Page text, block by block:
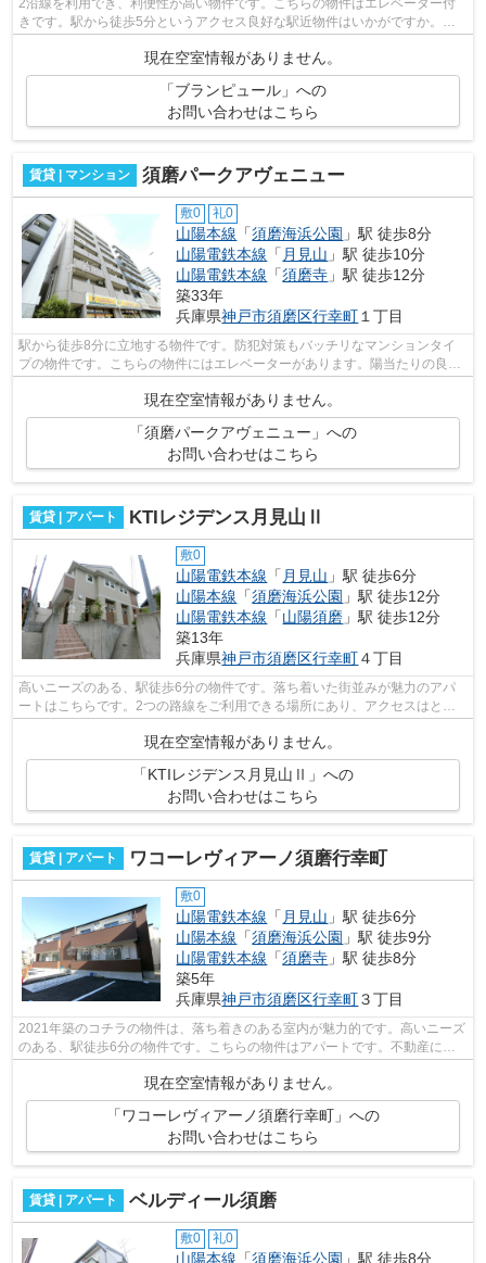
2沿線を利用でき、利便性が高い物件です。こちらの物件はエレベーター付
きです。駅から徒歩5分というアクセス良好な駅近物件はいかがですか。目
現在空室情報がありません。
「ブランピュール」への
お問い合わせはこちら
賃貸 | マンション 須磨パークアヴェニュー
敷0 礼0
山陽本線 「須磨海浜公園 」駅 徒歩8分
山陽電鉄本線 「 月見山 」駅 徒歩10分
山陽電鉄本線 「須磨寺 」駅 徒歩12分
築33年
兵庫県神戸市須磨区行幸町 １丁目
駅から徒歩8分に立地する物件です。防犯対策もバッチリなマンションタイ
プの物件です。こちらの物件にはエレベーターがあります。陽当たりの良い
現在空室情報がありません。
「須磨パークアヴェニュー」への
お問い合わせはこちら
賃貸 | アパート KTIレジデンス月見山Ⅱ
敷0
山陽電鉄本線 「 月見山 」駅 徒歩6分
山陽本線 「須磨海浜公園 」駅 徒歩12分
山陽電鉄本線 「山陽須磨 」駅 徒歩12分
築13年
兵庫県神戸市須磨区行幸町４丁目
高いニーズのある、駅徒歩6分の物件です。落ち着いた街並みが魅力のアパ
ートはこちらです。2つの路線をご利用できる場所にあり、アクセスはとて
も便利です。陽当たりが良いので洗濯物...
現在空室情報がありません。
「KTIレジデンス月見山Ⅱ」への
お問い合わせはこちら
賃貸 | アパート ワコーレヴィアーノ須磨行幸町
敷0
山陽電鉄本線 「 月見山 」駅 徒歩6分
山陽本線 「須磨海浜公園 」駅 徒歩9分
山陽電鉄本線 「須磨寺 」駅 徒歩8分
築5年
兵庫県神戸市須磨区行幸町３丁目
2021年築のコチラの物件は、落ち着きのある室内が魅力的です。高いニーズ
のある、駅徒歩6分の物件です。こちらの物件はアパートです。不動産につ
現在空室情報がありません。
「ワコーレヴィアーノ須磨行幸町」への
お問い合わせはこちら
賃貸 | アパート ベルディール須磨
敷0 礼0
山陽本線 「須磨海浜公園 」駅 徒歩8分